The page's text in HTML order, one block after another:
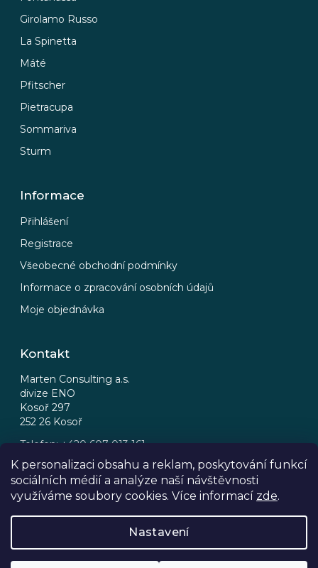
K personalizaci obsahu a reklam, poskytování funkcí
sociálních médií a analýze naší návštěvnosti
využíváme soubory cookies. Více informací zde.
Nastavení
Girolamo Russo
La Spinetta
Máté
Pfitscher
Pietracupa
Sommariva
Sturm
Informace
Přihlášení
Registrace
Všeobecné obchodní podmínky
Informace o zpracování osobních údajů
Moje objednávka
Kontakt
Marten Consulting a.s.
divize ENO
Kosoř 297
252 26 Kosoř
Telefon: +420 607 013 161
Email: eno@eno.cz
FB IG